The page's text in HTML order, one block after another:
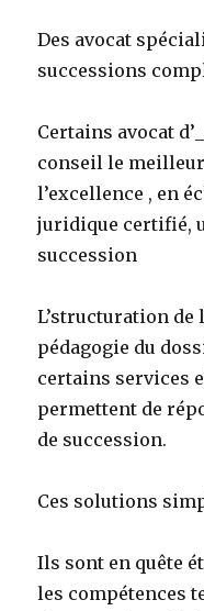
Des avocat
successions
Certains avocat
conseil le
l’excellence , en
juridique certifié,
succession
L’structuration de
pédagogie du
certains services
permettent de
de succession.
Ces solutions
Ils sont en quête
les compétences